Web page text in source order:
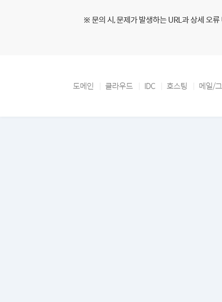
※ 문의 시, 문제가 발생하는 URL과 상세 오
도메인 클라우드 IDC 호스팅 메일/